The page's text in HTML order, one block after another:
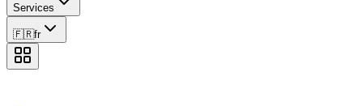
Services
🇫🇷fr